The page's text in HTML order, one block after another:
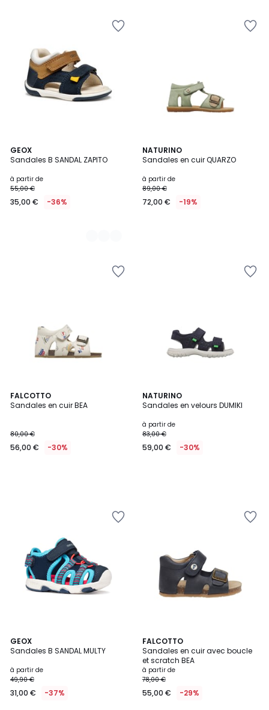
GEOX
Sandales B SANDAL ZAPITO
à partir de
55,00 €
35,00 € -36%
2
Couleurs
NATURINO
Sandales en cuir QUARZO
à partir de
89,00 €
72,00 € -19%
FALCOTTO
Sandales en cuir BEA
80,00 €
56,00 € -30%
NATURINO
Sandales en velours DUMIKI
à partir de
83,00 €
59,00 € -30%
GEOX
Sandales B SANDAL MULTY
à partir de
49,90 €
31,00 € -37%
2
Couleurs
FALCOTTO
Sandales en cuir avec boucle
et scratch BEA
à partir de
78,00 €
55,00 € -29%
11
Couleurs